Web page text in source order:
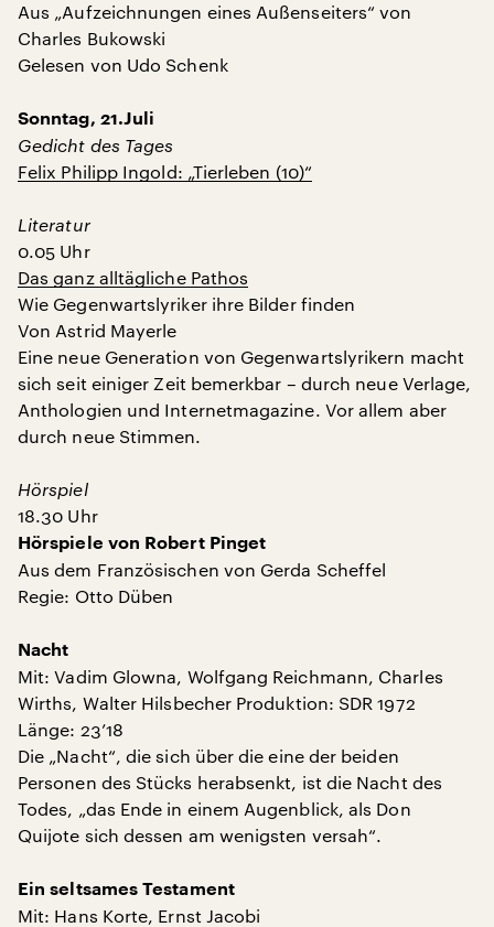
Aus „Aufzeichnungen eines Außenseiters“ von
Charles Bukowski
Gelesen von Udo Schenk
Sonntag, 21.Juli
Gedicht des Tages
Felix Philipp Ingold: „Tierleben (10)“
Literatur
0.05 Uhr
Das ganz alltägliche Pathos
Wie Gegenwartslyriker ihre Bilder finden
Von Astrid Mayerle
Eine neue Generation von Gegenwartslyrikern macht
sich seit einiger Zeit bemerkbar – durch neue Verlage,
Anthologien und Internetmagazine. Vor allem aber
durch neue Stimmen.
Hörspiel
18.30 Uhr
Hörspiele von Robert Pinget
Aus dem Französischen von Gerda Scheffel
Regie: Otto Düben
Nacht
Mit: Vadim Glowna, Wolfgang Reichmann, Charles
Wirths, Walter Hilsbecher Produktion: SDR 1972
Länge: 23’18
Die „Nacht“, die sich über die eine der beiden
Personen des Stücks herabsenkt, ist die Nacht des
Todes, „das Ende in einem Augenblick, als Don
Quijote sich dessen am wenigsten versah“.
Ein seltsames Testament
Mit: Hans Korte, Ernst Jacobi